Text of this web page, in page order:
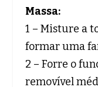
Massa:
1 – Misture a
formar uma
2 – Forre o
removível